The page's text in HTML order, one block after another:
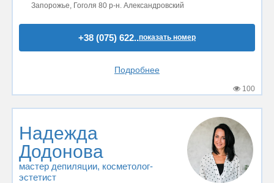
Запорожье, Гоголя 80 р-н. Александровский
+38 (075) 622..показать номер
Подробнее
100
Надежда
Додонова
мастер депиляции, косметолог-
эстетист